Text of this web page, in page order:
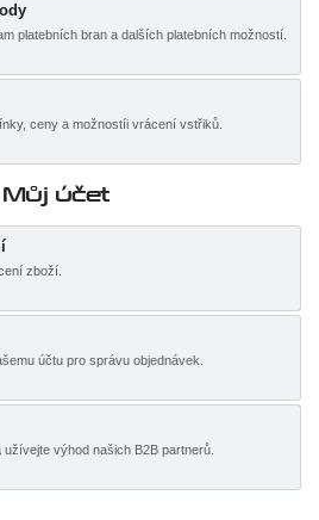
platebních bran a dalších platebních možností.
ceny a možnostíi vrácení vstřiků.
Můj účet
zboží.
účtu pro správu objednávek.
výhod našich B2B partnerů.